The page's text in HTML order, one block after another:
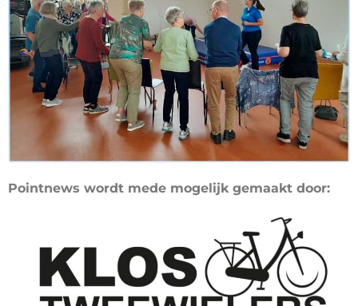
Pointnews wordt mede mogelijk gemaakt door: